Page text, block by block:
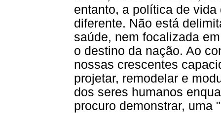
entanto, a política de
diferente. Não está
saúde, nem focalizada
o destino da nação. Ao
nossas crescentes
projetar, remodelar e
dos seres humanos
procuro demonstrar, uma